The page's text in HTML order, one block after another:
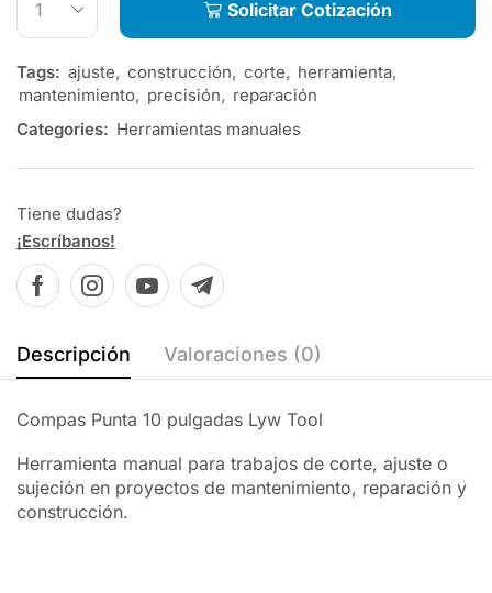
Solicitar Cotización
Tags: ajuste, construcción, corte, herramienta,
mantenimiento, precisión, reparación
Categories: Herramientas manuales
Tiene dudas?
¡Escríbanos!
Descripción Valoraciones (0)
Compas Punta 10 pulgadas Lyw Tool
Herramienta manual para trabajos de corte, ajuste o
sujeción en proyectos de mantenimiento, reparación y
construcción.